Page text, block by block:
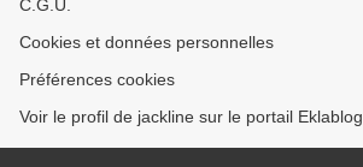
C.G.U.
Cookies et données personnelles
Préférences cookies
Voir le profil de jackline sur le portail Eklablog